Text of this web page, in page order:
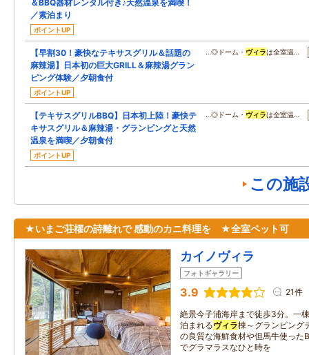
＆BBQ器材レンタル付き♪天然温泉を満喫！
／素泊まり
ポイントUP
【早割30！豪快なテキサスグリル＆話題の
麻辣湯】日本初の巨大GRILL＆麻辣湯グラン
ピング体験／夕朝食付
ポイントUP
…◎ドーム・ ヴィラは全室温…
【テキサスグリルBBQ】日本初上陸！豪快テ
キサスグリル＆麻辣湯・グランピングと天然
温泉を満喫／夕朝食付
ポイントUP
…◎ドーム・ ヴィラは全室温…
この施
★いまご荘櫂の詩離れで 感動のカニ料理を ★全室ペット可
カイノヴィラ
フォトギャラリー
3.9 21件
絶景今子浦海岸まで徒歩3分。一
泊まれるヴィラ棟～グランピング
の良質な海鮮食材や但馬牛使った
でグラマラスなひと時を